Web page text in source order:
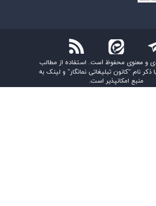
و معنوی محفوظ است. استفاده از مطالب
نام "کانون تبلیغاتی نمانگار" و لینک به
منبع امکانپذیر است.